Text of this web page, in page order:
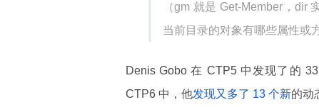
（gm 就是 Get-Member，dir
当前目录的对象有哪些属性或
Denis Gobo 在 CTP5 中发现了的
CTP6 中，他发现又多了 13 个新的动